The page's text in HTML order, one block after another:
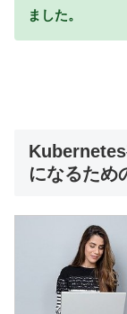
ました。
になるため